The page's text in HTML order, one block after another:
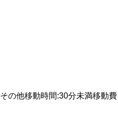
その他移動時間:30分未満移動費